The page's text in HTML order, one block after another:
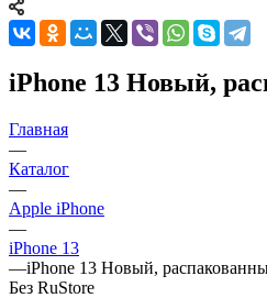
iPhone 13 Новый,
Главная
—
Каталог
—
Apple iPhone
—
iPhone 13
—iPhone 13 Новый,
Без RuStore